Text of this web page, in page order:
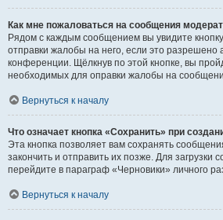
Как мне пожаловаться на сообщения
Рядом с каждым сообщением вы увидите
отправки жалобы на него, если это разрешено
конференции. Щёлкнув по этой кнопке, вы
необходимых для оправки жалобы на
Вернуться к началу
Что означает кнопка «Сохранить» при
Эта кнопка позволяет вам сохранять
закончить и отправить их позже. Для загрузки
перейдите в параграф «Черновики» личного
Вернуться к началу